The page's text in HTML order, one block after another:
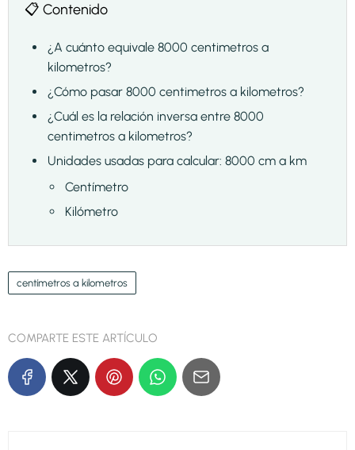
📋 Contenido
¿A cuánto equivale 8000 centimetros a
kilometros?
¿Cómo pasar 8000 centimetros a kilometros?
¿Cuál es la relación inversa entre 8000
centimetros a kilometros?
Unidades usadas para calcular: 8000 cm a km
Centímetro
Kilómetro
centímetros a kilometros
COMPARTE ESTE ARTÍCULO